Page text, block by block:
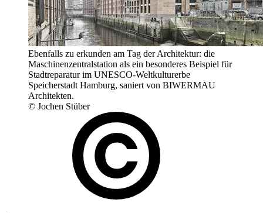
Ebenfalls zu erkunden am Tag der Architektur: die
Maschinenzentralstation als ein besonderes Beispiel für
Stadtreparatur im UNESCO-Weltkulturerbe
Speicherstadt Hamburg, saniert von BIWERMAU
Architekten.
© Jochen Stüber